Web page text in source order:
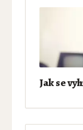
Jak se